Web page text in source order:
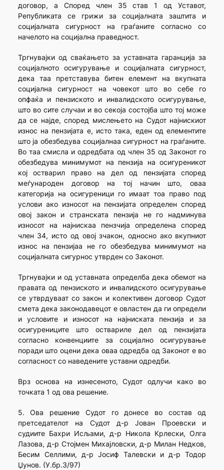
договор, а Според член 35 став 1 од Уставот,
Републиката се грижи за социјалната заштита и
социјалната сигурност на граѓаните согласно со
начелото на социјална праведност.
Тргнувајки од сваќањето за уставната гаранција за
социјалното осигурување и социјалната сигурност,
дека таа претставува битен елемент на вкупната
социјална сигурност на човекот што во себе го
опфаќа и пензиското и инвалидското осигурување,
што во сите случаи и во секоја состојба што тој може
да се најде, според мислењето на Судот најнискиот
износ на пензијата е, исто така, еден од елементите
што ја обезбедува социјалнаа сигурност на граѓаните.
Во таа смисла и одредбата од член 35 од Законот го
обезбедува минимумот на пензија на осигуреникот
кој остварил право на дел од пензијата според
меѓународен договор на тој начин што, оваа
категорија на осигуреници го имаат тоа право под
услови ако износот на пензијата определен според
овој закон и странската пензија не го надминува
износот на најнискаа пензчија определена според
член 34, исто од овој зчакон, односно ако вкупниот
износ на пензијаа не го обезбедува минимумот на
социјалната сигурнос утврден со Законот.
Тргнувајки и од уставната определба дека обемот на
правата од пензиското и инвалидското осигурување
се утврдуваат со закон и колективен договор Судот
смета дека законодавецот е овластен да ги определи
и условите и износот на најниската пензија и за
осигурениците што оствариле дел од пензијата
согласно конвенциите за социјално осигурување
поради што оцени дека оваа одредба од Законот е во
согласност со наведените уставни одредби.
Врз основа на изнесеното, Судот одлучи како во
точката 1 од ова решение.
5. Ова решение Судот го донесе во состав од
претседателот на Судот д-р Јован Проевски и
судиите Бахри Исљами, д-р Никола Крлески, Олга
Лазова, д-р Стојмен Михајловски, д-р Милан Недков,
Бесим Селлими, д-р Јосиф Талевски и д-р Тодор
Џунов. (У.бр.3/97)